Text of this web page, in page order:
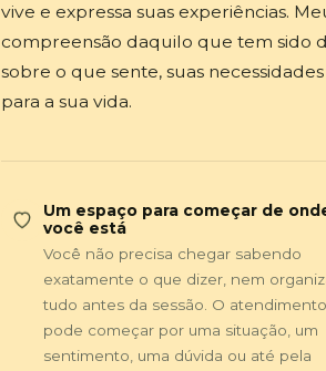
vive e expressa suas experiências.
compreensão daquilo que tem sido
sobre o que sente, suas
para a sua vida.
Um espaço para começar de
você está
Você não precisa chegar sabendo
exatamente o que dizer, nem
tudo antes da sessão. O atendimento
pode começar por uma situação, um
sentimento, uma dúvida ou até pela